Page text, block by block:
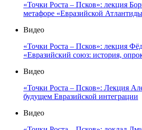
«Точки Роста – Псков»: лекция
метафоре «Евразийской
Видео
«Точки Роста – Псков»: лекция
«Евразийский союз: история,
Видео
«Точки Роста – Псков»: Лекция
будущем Евразийской интеграции
Видео